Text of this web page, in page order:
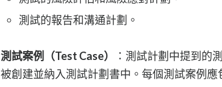
測試的報告和溝通計劃。
測試案例（Test Case）
：測試計劃中提到的
被創建並納入測試計劃書中。每個測試案例應